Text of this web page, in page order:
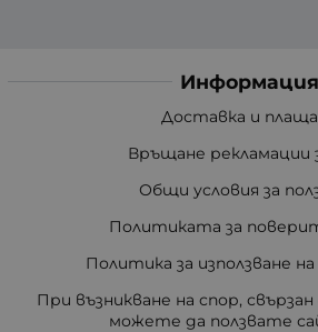
Информация
Доставка и
Връщане рекламации
Общи условия за
Политиката за
Политика за използване
При възникване на спор, свързан
можете да ползвате